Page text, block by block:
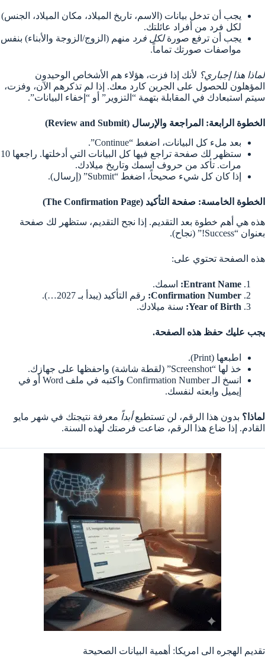
يجب أن تدخل بيانات (الاسم، تاريخ الميلاد، مكان الميلاد، الجنس)
لكل فرد من أفراد عائلتك.
يجب أن ترفع صورةلكل فرد منهم (الزوج/الزوجة والأبناء) بنفس
مواصفات صورتك تماماً.
لماذا هذا إجباري؟ لأنك إذا فزت، هؤلاء هم الأشخاص الوحيدون
المؤهلون للحصول على الجرين كارد معك. إذا لم تذكرهم الآن، وفزت،
سيتم استبعادك في المقابلة بتهمة “التزوير” أو “إخفاء البيانات”.
الخطوة الرابعة: المراجعة والإرسال (Review and Submit)
بعد ملء كل البيانات، اضغط “Continue”.
ستظهر لك صفحة تراجع فيها كل البيانات التي أدخلتها. راجعها 10
مرات. تأكد من حروف اسمك وتاريخ ميلادك.
إذا كان كل شيء صحيحاً، اضغط “Submit” (إرسال).
الخطوة الخامسة: صفحة التأكيد (The Confirmation Page)
هذه هي أهم خطوة بعد التقديم. إذا نجح التقديم، ستظهر لك صفحة
بعنوان “Success!” (نجاح).
هذه الصفحة تحتوي على:
Entrant Name:
اسمك.
Confirmation Number: رقم التأكيد (يبدأ بـ 2027…).
Year of Birth: سنة ميلادك.
يجب عليك حفظ هذه الصفحة.
اطبعها (Print).
خذ لها “Screenshot” (لقطة شاشة) واحفظها على جهازك.
انسخ الـ Confirmation Number واكتبه في ملف Word أو في
إيميل وابعته لنفسك.
لماذا؟ بدون هذا الرقم، لن تستطيعأبداً معرفة نتيجتك في شهر مايو
القادم. إذا ضاع هذا الرقم، ضاعت فرصتك لهذه السنة.
تقديم الهجره الى امريكا: أهمية البيانات الصحيحة